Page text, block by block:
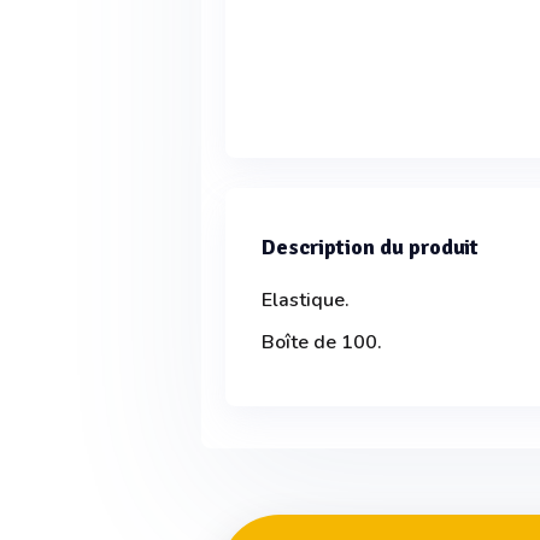
Description du produit
Elastique.
Boîte de 100.